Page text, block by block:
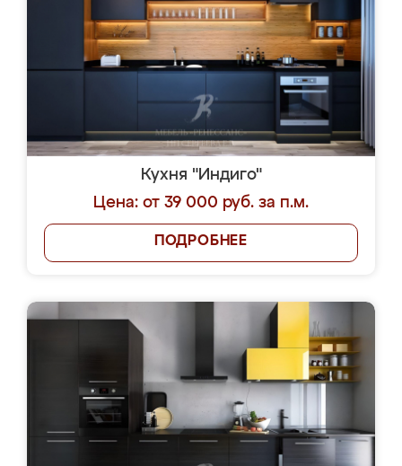
Кухня "Индиго"
Цена: от 39 000 руб. за п.м.
ПОДРОБНЕЕ